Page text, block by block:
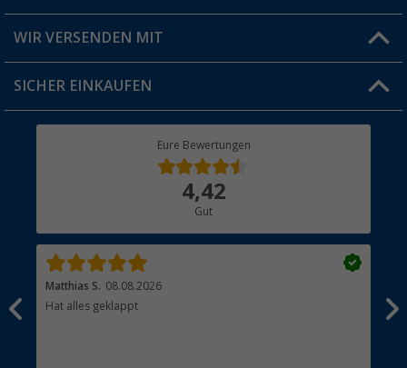
Jobs & Karriere
Versandinformationen
Rücksendung
WIR VERSENDEN MIT
SICHER EINKAUFEN
Eure Bewertungen
4,42
Gut
Matthias S. 08.08.2026
Hat alles geklappt